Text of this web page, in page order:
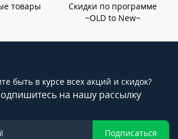
товары
Скидки по программе
~OLD to New~
быть в курсе всех акций и скидок?
на нашу рассылку
Подписаться